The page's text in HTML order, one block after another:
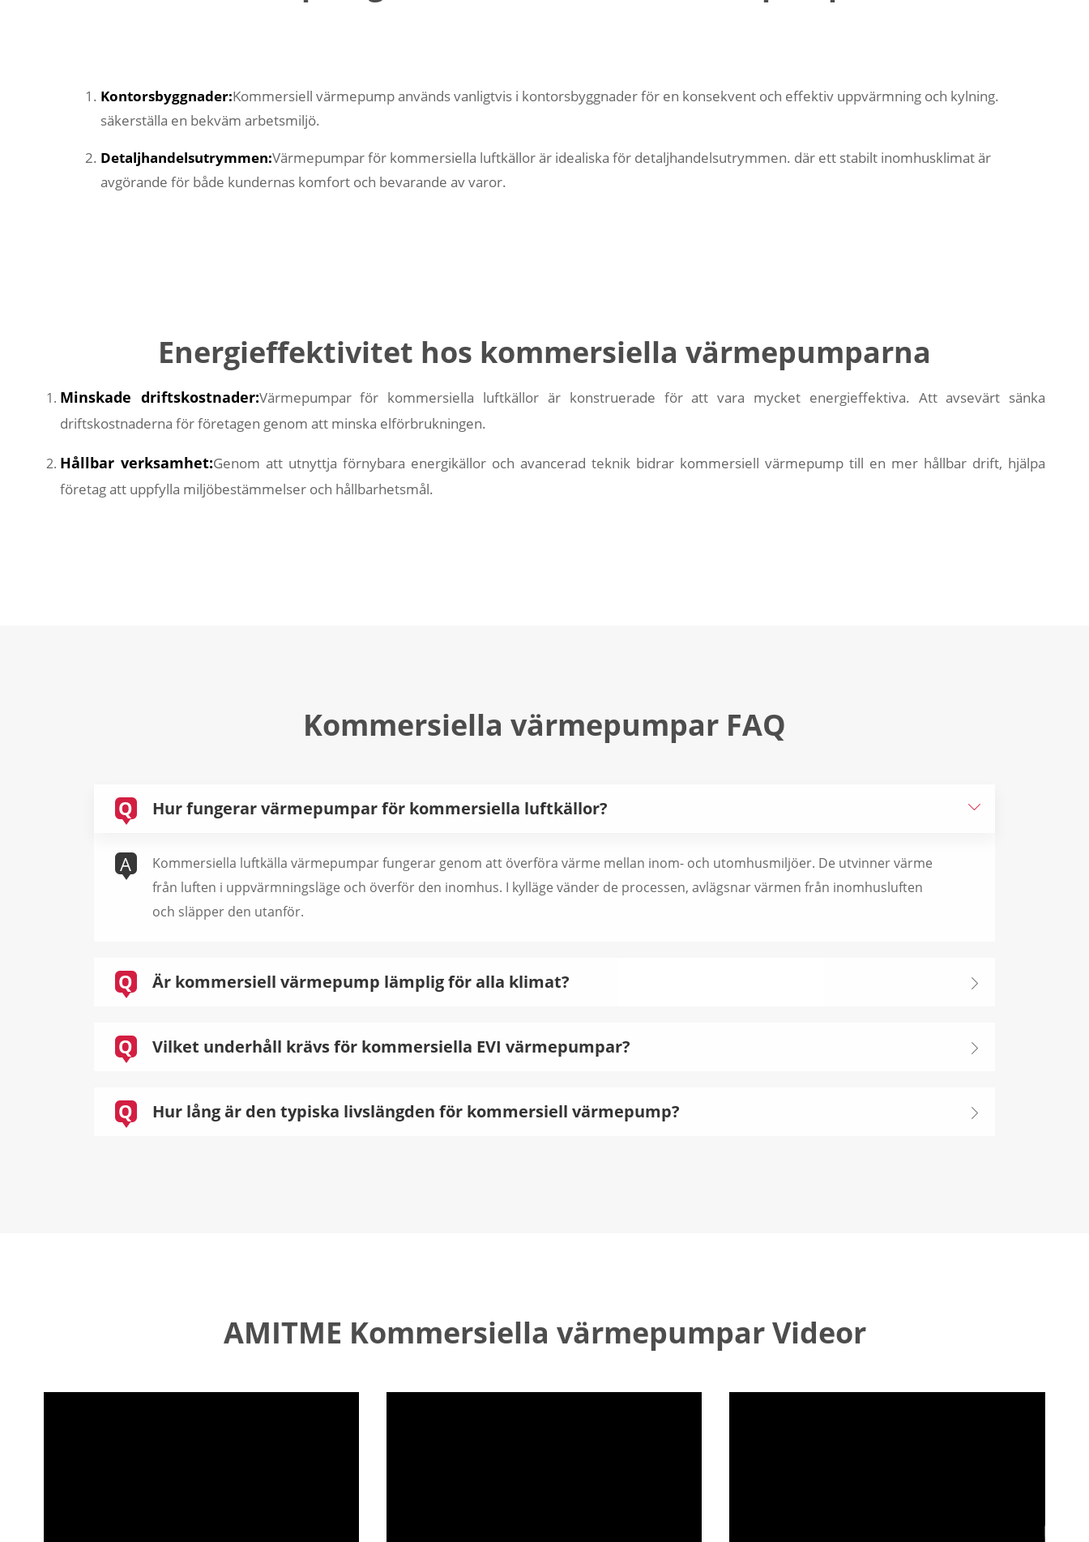
Kontorsbyggnader:Kommersiell värmepump används vanligtvis i kontorsbyggnader för en konsekvent och effektiv uppvärmning och kylning.
säkerställa en bekväm arbetsmiljö.
Detaljhandelsutrymmen:Värmepumpar för kommersiella luftkällor är idealiska för detaljhandelsutrymmen. där ett stabilt inomhusklimat är
avgörande för både kundernas komfort och bevarande av varor.
Energieffektivitet hos kommersiella värmepumparna
Minskade driftskostnader:Värmepumpar för kommersiella luftkällor är konstruerade för att vara mycket energieffektiva. Att avsevärt sänka
driftskostnaderna för företagen genom att minska elförbrukningen.
Hållbar verksamhet:Genom att utnyttja förnybara energikällor och avancerad teknik bidrar kommersiell värmepump till en mer hållbar drift, hjälpa
företag att uppfylla miljöbestämmelser och hållbarhetsmål.
Kommersiella värmepumpar FAQ
Q Hur fungerar värmepumpar för kommersiella luftkällor? 
A
Kommersiella luftkälla värmepumpar fungerar genom att överföra värme mellan inom- och utomhusmiljöer. De utvinner värme
från luften i uppvärmningsläge och överför den inomhus. I kylläge vänder de processen, avlägsnar värmen från inomhusluften
och släpper den utanför.
Q Är kommersiell värmepump lämplig för alla klimat? 
Q Vilket underhåll krävs för kommersiella EVI värmepumpar? 
Q Hur lång är den typiska livslängden för kommersiell värmepump? 
AMITME Kommersiella värmepumpar Videor